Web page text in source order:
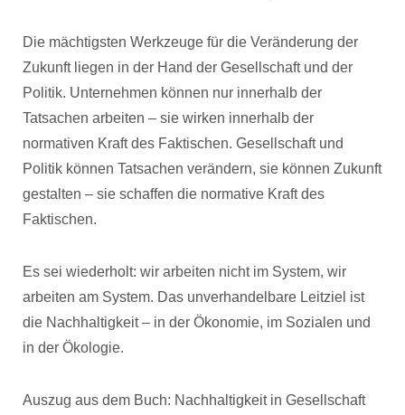
Die mächtigsten Werkzeuge für die Veränderung der
Zukunft liegen in der Hand der Gesellschaft und der
Politik. Unternehmen können nur innerhalb der
Tatsachen arbeiten – sie wirken innerhalb der
normativen Kraft des Faktischen. Gesellschaft und
Politik können Tatsachen verändern, sie können Zukunft
gestalten – sie schaffen die normative Kraft des
Faktischen.
Es sei wiederholt: wir arbeiten nicht im System, wir
arbeiten am System. Das unverhandelbare Leitziel ist
die Nachhaltigkeit – in der Ökonomie, im Sozialen und
in der Ökologie.
Auszug aus dem Buch: Nachhaltigkeit in Gesellschaft